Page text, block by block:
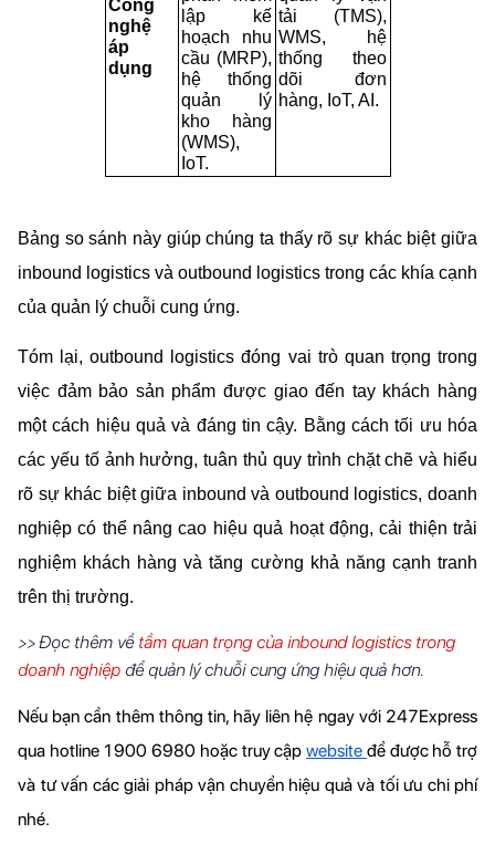
Công
nghệ
áp
dụng
lập kế
hoạch nhu
cầu (MRP),
hệ thống
quản lý
kho hàng
(WMS),
IoT.
tải (TMS),
WMS, hệ
thống theo
dõi đơn
hàng, IoT, AI.
Bảng so sánh này giúp chúng ta thấy rõ sự khác biệt giữa
inbound logistics và outbound logistics trong các khía cạnh
của quản lý chuỗi cung ứng.
Tóm lại, outbound logistics đóng vai trò quan trọng trong
việc đảm bảo sản phẩm được giao đến tay khách hàng
một cách hiệu quả và đáng tin cậy. Bằng cách tối ưu hóa
các yếu tố ảnh hưởng, tuân thủ quy trình chặt chẽ và hiểu
rõ sự khác biệt giữa inbound và outbound logistics, doanh
nghiệp có thể nâng cao hiệu quả hoạt động, cải thiện trải
nghiệm khách hàng và tăng cường khả năng cạnh tranh
trên thị trường.
>>Đọc thêm về tầm quan trọng của inbound logistics trong
doanh nghiệp để quản lý chuỗi cung ứng hiệu quả hơn.
Nếu bạn cần thêm thông tin, hãy liên hệ ngay với 247Express
qua hotline 1900 6980 hoặc truy cập website để được hỗ trợ
và tư vấn các giải pháp vận chuyển hiệu quả và tối ưu chi phí
nhé.